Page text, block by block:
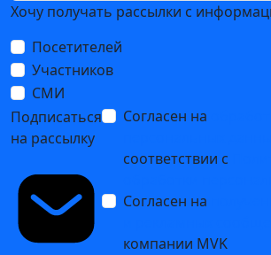
Хочу получать рассылки с
Посетителей
Участников
СМИ
Подписаться
на рассылку
Согласен на
соответствии с
Согласен на
компании MVK